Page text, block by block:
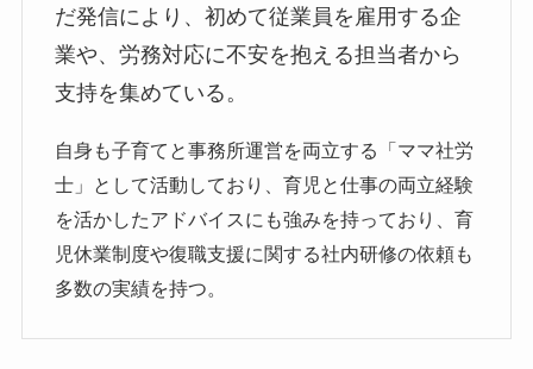
だ発信により、初めて従業員を雇用する企
業や、労務対応に不安を抱える担当者から
支持を集めている。
自身も子育てと事務所運営を両立する「ママ社労
士」として活動しており、育児と仕事の両立経験
を活かしたアドバイスにも強みを持っており、育
児休業制度や復職支援に関する社内研修の依頼も
多数の実績を持つ。